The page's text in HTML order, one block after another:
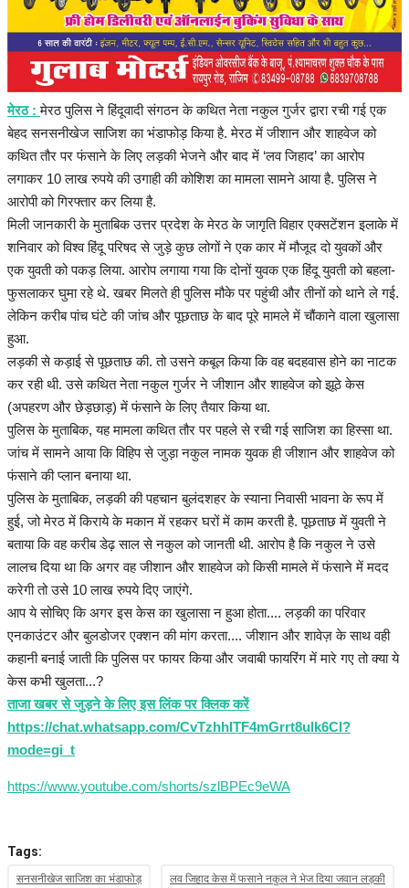
प्रमुख खबर
हेल्थ
Language
English hindi
मेरठ : मेरठ पुलिस ने हिंदूवादी संगठन के कथित नेता नकुल गुर्जर द्वारा रची गई एक
बेहद सनसनीखेज साजिश का भंडाफोड़ किया है. मेरठ में जीशान और शाहवेज को
कथित तौर पर फंसाने के लिए लड़की भेजने और बाद में ‘लव जिहाद’ का आरोप
लगाकर 10 लाख रुपये की उगाही की कोशिश का मामला सामने आया है. पुलिस ने
आरोपी को गिरफ्तार कर लिया है.
मिली जानकारी के मुताबिक उत्तर प्रदेश के मेरठ के जागृति विहार एक्सटेंशन इलाके में
शनिवार को विश्व हिंदू परिषद से जुड़े कुछ लोगों ने एक कार में मौजूद दो युवकों और
एक युवती को पकड़ लिया. आरोप लगाया गया कि दोनों युवक एक हिंदू युवती को बहला-
फुसलाकर घुमा रहे थे. खबर मिलते ही पुलिस मौके पर पहुंची और तीनों को थाने ले गई.
लेकिन करीब पांच घंटे की जांच और पूछताछ के बाद पूरे मामले में चौंकाने वाला खुलासा
हुआ.
लड़की से कड़ाई से पूछताछ की. तो उसने कबूल किया कि वह बदहवास होने का नाटक
कर रही थी. उसे कथित नेता नकुल गुर्जर ने जीशान और शाहवेज को झूठे केस
(अपहरण और छेड़छाड़) में फंसाने के लिए तैयार किया था.
पुलिस के मुताबिक, यह मामला कथित तौर पर पहले से रची गई साजिश का हिस्सा था.
जांच में सामने आया कि विहिप से जुड़ा नकुल नामक युवक ही जीशान और शाहवेज को
फंसाने की प्लान बनाया था.
पुलिस के मुताबिक, लड़की की पहचान बुलंदशहर के स्याना निवासी भावना के रूप में
हुई, जो मेरठ में किराये के मकान में रहकर घरों में काम करती है. पूछताछ में युवती ने
बताया कि वह करीब डेढ़ साल से नकुल को जानती थी. आरोप है कि नकुल ने उसे
लालच दिया था कि अगर वह जीशान और शाहवेज को किसी मामले में फंसाने में मदद
करेगी तो उसे 10 लाख रुपये दिए जाएंगे.
आप ये सोचिए कि अगर इस केस का खुलासा न हुआ होता.... लड़की का परिवार
एनकाउंटर और बुलडोजर एक्शन की मांग करता.... जीशान और शावेज़ के साथ वही
कहानी बनाई जाती कि पुलिस पर फायर किया और जवाबी फायरिंग में मारे गए तो क्या ये
केस कभी खुलता...?
ताजा खबर से जुड़ने के लिए इस लिंक पर क्लिक करें
https://chat.whatsapp.com/CvTzhhITF4mGrrt8ulk6CI?
mode=gi_t
https://www.youtube.com/shorts/szlBPEc9eWA
Tags:
सनसनीखेज साजिश का भंडाफोड़ लव जिहाद केस में फसाने नकुल ने भेज दिया जवान लड़की